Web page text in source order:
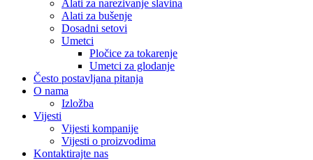
Alati za narezivanje slavina
Alati za bušenje
Dosadni setovi
Umetci
Pločice za tokarenje
Umetci za glodanje
Često postavljana pitanja
O nama
Izložba
Vijesti
Vijesti kompanije
Vijesti o proizvodima
Kontaktirajte nas